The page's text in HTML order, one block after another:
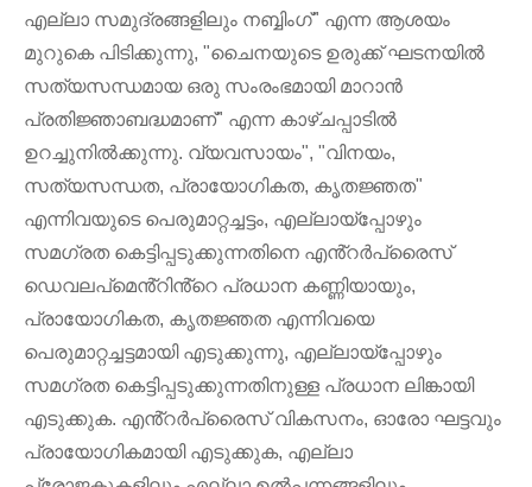
എല്ലാ സമുദ്രങ്ങളിലും നബ്ബിംഗ്" എന്ന ആശയം
മുറുകെ പിടിക്കുന്നു, "ചൈനയുടെ ഉരുക്ക് ഘടനയിൽ
സത്യസന്ധമായ ഒരു സംരംഭമായി മാറാൻ
പ്രതിജ്ഞാബദ്ധമാണ്" എന്ന കാഴ്ചപ്പാടിൽ
ഉറച്ചുനിൽക്കുന്നു. വ്യവസായം", "വിനയം,
സത്യസന്ധത, പ്രായോഗികത, കൃതജ്ഞത"
എന്നിവയുടെ പെരുമാറ്റച്ചട്ടം, എല്ലായ്‌പ്പോഴും
സമഗ്രത കെട്ടിപ്പടുക്കുന്നതിനെ എൻ്റർപ്രൈസ്
ഡെവലപ്‌മെൻ്റിൻ്റെ പ്രധാന കണ്ണിയായും,
പ്രായോഗികത, കൃതജ്ഞത എന്നിവയെ
പെരുമാറ്റച്ചട്ടമായി എടുക്കുന്നു, എല്ലായ്‌പ്പോഴും
സമഗ്രത കെട്ടിപ്പടുക്കുന്നതിനുള്ള പ്രധാന ലിങ്കായി
എടുക്കുക. എൻ്റർപ്രൈസ് വികസനം, ഓരോ ഘട്ടവും
പ്രായോഗികമായി എടുക്കുക, എല്ലാ